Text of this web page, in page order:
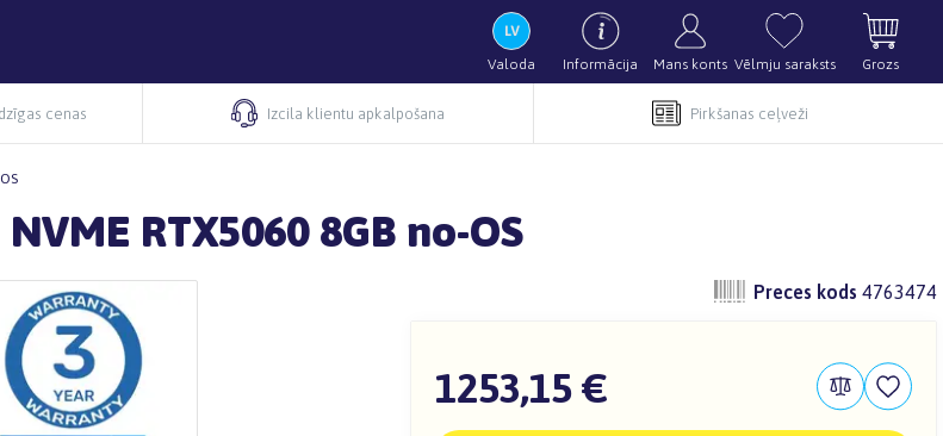
Valoda Informācija Mans konts Vēlmju saraksts Grozs
cenas Izcila klientu apkalpošana Pirkšanas ceļveži
RTX5060 8GB no-OS
Preces kods 4763474
1253,15 €